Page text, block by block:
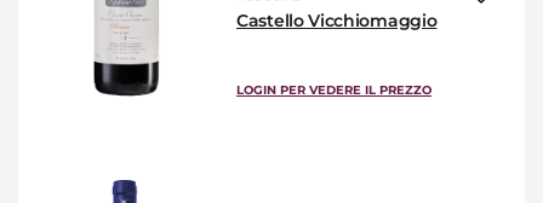
Castello Vicchiomaggio
LOGIN PER VEDERE IL PREZZO